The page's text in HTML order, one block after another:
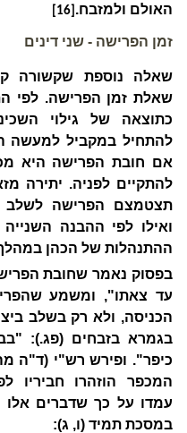
האולם ולמזבח. [16]
זמן הפרישה - שני דינים
שאלה נוספת שקשורה
שאלת זמן הפרישה. לפי
כתוצאה של גילוי
להתחיל במקביל למעשה
אם חובת הפרישה היא
להתקיים לפניה. יתירה
תצטמצם הפרישה לשלב
ואילו לפי ההבנה
ההתנהלות של הכהן
בפסוק נאמר שחובת
עד צאתו", ומשמע
הכניסה, ולא רק בשלב
בגמרא בזבחים (פג.):
כיפר". ופירש רש"י (ד"ה
המכפר הוזהרו חביריו
עמדו על כך שדברים
במסכת תמיד (ו, ג):